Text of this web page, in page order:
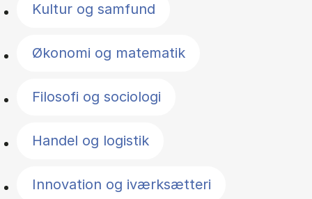
Kultur og samfund
Økonomi og matematik
Filosofi og sociologi
Handel og logistik
Innovation og iværksætteri